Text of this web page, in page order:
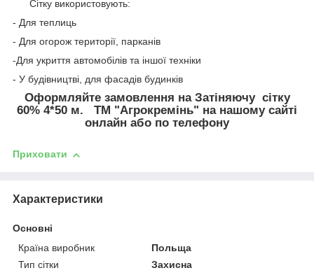
Сітку використовують:
- Для теплиць
- Для огорож території, парканів
-Для укриття автомобілів та іншої техніки
- У будівництві, для фасадів будинків
Оформляйте замовлення на Затіняючу сітку
60% 4*50 м. ТМ "Агрокремінь" на нашому сайті
онлайн або по телефону
Приховати
Характеристики
Основні
Країна виробник
Польща
Тип сітки
Захисна